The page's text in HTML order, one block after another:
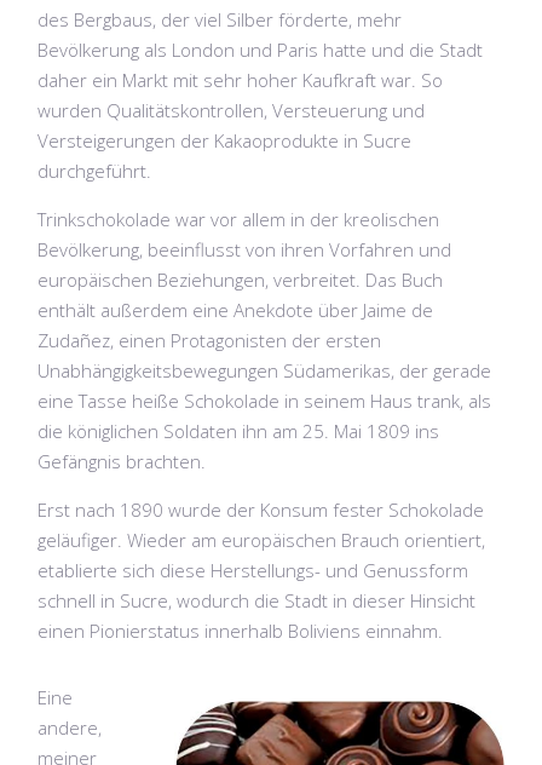
des Bergbaus, der viel Silber förderte, mehr
Bevölkerung als London und Paris hatte und die Stadt
daher ein Markt mit sehr hoher Kaufkraft war. So
wurden Qualitätskontrollen, Versteuerung und
Versteigerungen der Kakaoprodukte in Sucre
durchgeführt.
Trinkschokolade war vor allem in der kreolischen
Bevölkerung, beeinflusst von ihren Vorfahren und
europäischen Beziehungen, verbreitet. Das Buch
enthält außerdem eine Anekdote über Jaime de
Zudañez, einen Protagonisten der ersten
Unabhängigkeitsbewegungen Südamerikas, der gerade
eine Tasse heiße Schokolade in seinem Haus trank, als
die königlichen Soldaten ihn am 25. Mai 1809 ins
Gefängnis brachten.
Erst nach 1890 wurde der Konsum fester Schokolade
geläufiger. Wieder am europäischen Brauch orientiert,
etablierte sich diese Herstellungs- und Genussform
schnell in Sucre, wodurch die Stadt in dieser Hinsicht
einen Pionierstatus innerhalb Boliviens einnahm.
Eine
andere,
meiner